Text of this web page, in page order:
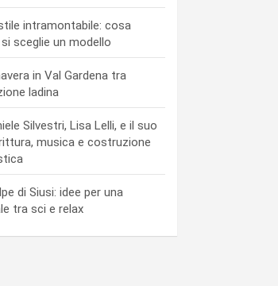
intramontabile: cosa
sceglie un modello
in Val Gardena tra
ladina
Silvestri, Lisa Lelli, e il suo
musica e costruzione
di Siusi: idee per una
tra sci e relax